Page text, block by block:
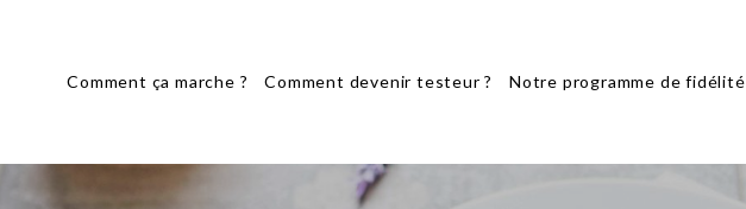
Comment ça marche ? Comment devenir testeur ? Notre programme de fidélité